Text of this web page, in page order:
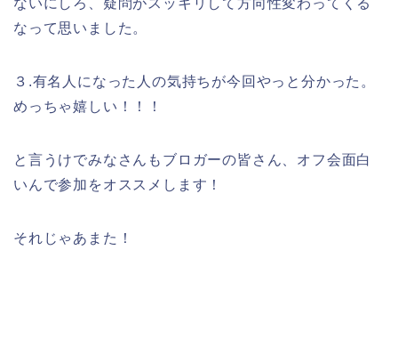
ないにしろ、疑問がスッキリして方向性変わってくる
なって思いました。
３.有名人になった人の気持ちが今回やっと分かった。
めっちゃ嬉しい！！！
と言うけでみなさんもブロガーの皆さん、オフ会面白
いんで参加をオススメします！
それじゃあまた！